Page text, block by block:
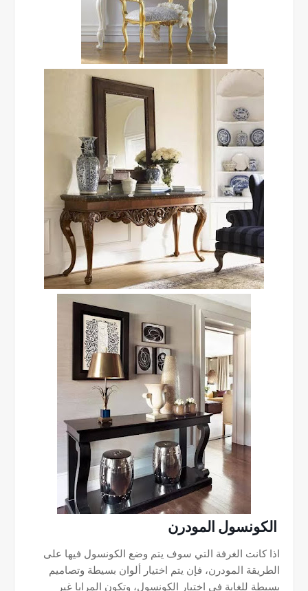
الكونسول المودرن
اذا كانت الغرفة التي سوف يتم وضع الكونسول فيها على
الطريقة المودرن، فإن يتم اختيار ألوان بسيطة وتصاميم
بسيطة للغاية في اختيار الكونسول، وتكون المرايا غير